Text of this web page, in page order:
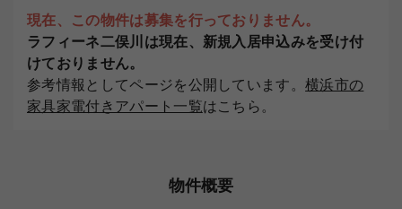
現在、この物件は募集を行っておりません。
ラフィーネ二俣川は現在、新規入居申込みを受け付
けておりません。
参考情報としてページを公開しています。横浜市の
家具家電付きアパート一覧はこちら。
物件概要